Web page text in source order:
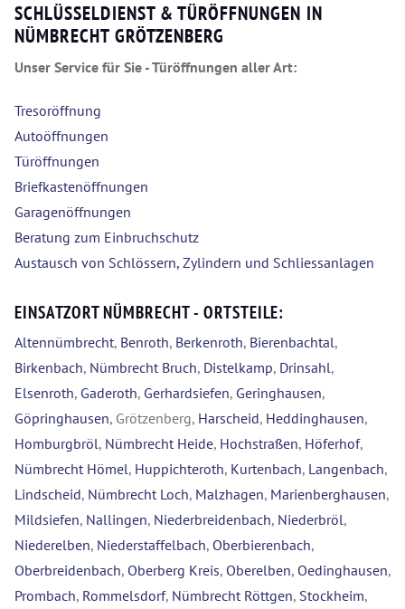
SCHLÜSSELDIENST & TÜRÖFFNUNGEN IN
NÜMBRECHT GRÖTZENBERG
Unser Service für Sie - Türöffnungen aller Art:
Tresoröffnung
Autoöffnungen
Türöffnungen
Briefkastenöffnungen
Garagenöffnungen
Beratung zum Einbruchschutz
Austausch von Schlössern, Zylindern und Schliessanlagen
EINSATZORT NÜMBRECHT - ORTSTEILE:
Altennümbrecht, Benroth, Berkenroth, Bierenbachtal,
Birkenbach, Nümbrecht Bruch, Distelkamp, Drinsahl,
Elsenroth, Gaderoth, Gerhardsiefen, Geringhausen,
Göpringhausen, Grötzenberg, Harscheid, Heddinghausen,
Homburgbröl, Nümbrecht Heide, Hochstraßen, Höferhof,
Nümbrecht Hömel, Huppichteroth, Kurtenbach, Langenbach,
Lindscheid, Nümbrecht Loch, Malzhagen, Marienberghausen,
Mildsiefen, Nallingen, Niederbreidenbach, Niederbröl,
Niederelben, Niederstaffelbach, Oberbierenbach,
Oberbreidenbach, Oberberg Kreis, Oberelben, Oedinghausen,
Prombach, Rommelsdorf, Nümbrecht Röttgen, Stockheim,